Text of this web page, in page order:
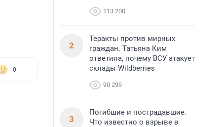
0
113 200
2
Теракты против мирных
граждан. Татьяна Ким
ответила, почему ВСУ атакует
склады Wildberries
90 299
3
Погибшие и пострадавшие.
Что известно о взрыве в